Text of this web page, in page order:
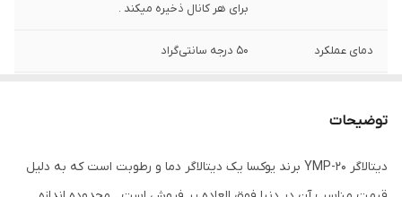
برای هر کانال ذخیره میکند .
دمای عملکرد 50 درجه سانتی‌گراد
دقت ±0.3℃±3%RH
توضیحات
دیتالاگر YMP-20 برند یوکسا یک دیتالاگر دما و رطوبت است که به دلیل